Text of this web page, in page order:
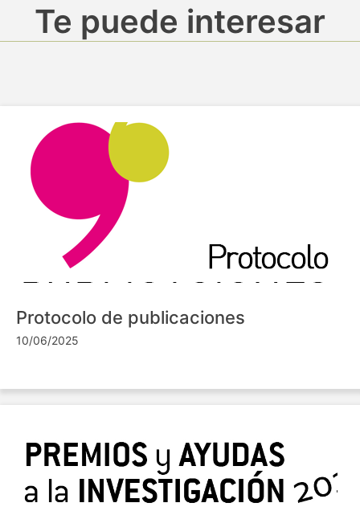
Te puede interesar
Protocolo de publicaciones
10/06/2025